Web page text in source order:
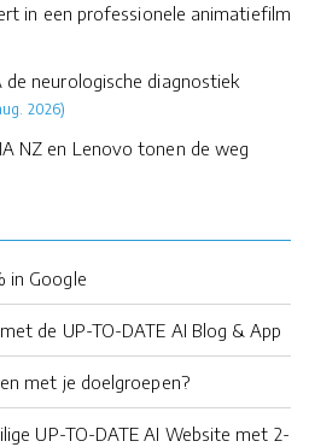
in een professionele animatiefilm
de neurologische diagnostiek
2026)
NZ en Lenovo tonen de weg
in Google
de UP-TO-DATE AI Blog & App
met je doelgroepen?
UP-TO-DATE AI Website met 2-